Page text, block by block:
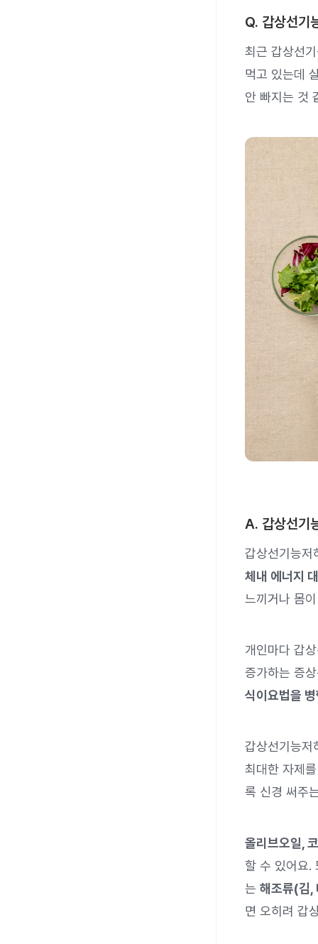
Q. 갑상선기
최근 갑상선
먹고 있는데
안 빠지는 것
A. 갑상선기
갑상선기능
체내 에너지
느끼거나 몸
개인마다 갑
증가하는 증
식이요법을
갑상선기능저
최대한 자제
록 신경 써주
올리브오일,
할 수 있어요.
는 해조류(김,
면 오히려 갑